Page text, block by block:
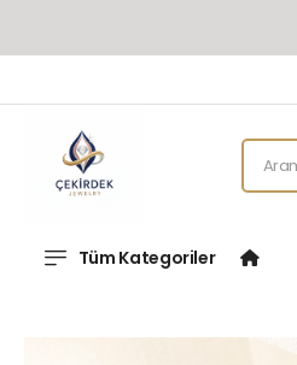
Tüm Kategoriler